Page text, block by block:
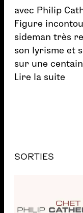
avec Philip
Figure
sideman très
son lyrisme et
sur une
Lire la suite
SORTIES